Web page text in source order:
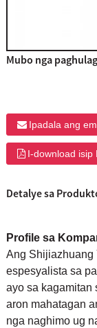
Mubo nga
Ipadala ang
I-download isip
Detalye sa
Profile sa
Ang Shijiazhuang
espesyalista sa
ayo sa kagamitan
aron mahatagan
nga naghimo ug